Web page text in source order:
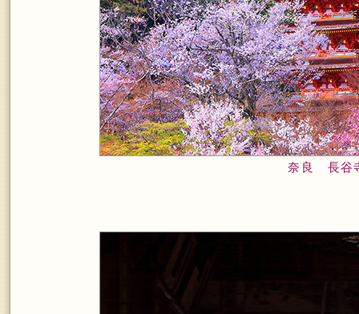
奈良 長